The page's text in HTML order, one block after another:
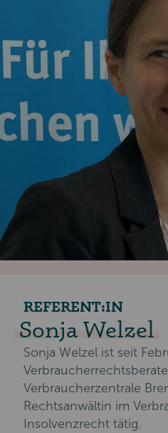
REFERENT:IN
Sonja Welzel
Sonja Welzel ist seit
Verbraucherzentrale
Rechtsanwältin im
Insolvenzrecht tätig.